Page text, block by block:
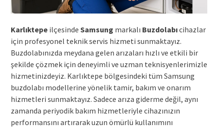
Karlıktepeilçesinde Samsung markalı Buzdolabıcihazlar
için profesyonel teknik servis hizmeti sunmaktayız.
Buzdolabınızda meydana gelen arızaları hızlı ve etkili bir
şekilde çözmek için deneyimli ve uzman teknisyenlerimizle
hizmetinizdeyiz. Karlıktepe bölgesindeki tüm Samsung
buzdolabı modellerine yönelik tamir, bakım ve onarım
hizmetleri sunmaktayız. Sadece arıza giderme değil, aynı
zamanda periyodik bakım hizmetleriyle cihazınızın
performansını artırarak uzun ömürlü kullanımını